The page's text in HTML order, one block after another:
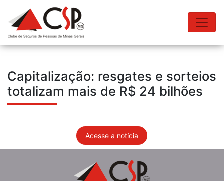
Capitalização: resgates e sorteios
totalizam mais de R$ 24 bilhões
Acesse a notícia